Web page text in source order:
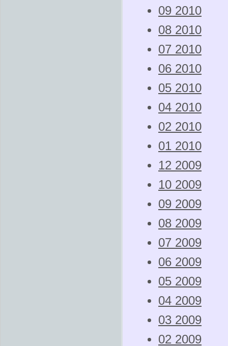
09 2010
08 2010
07 2010
06 2010
05 2010
04 2010
02 2010
01 2010
12 2009
10 2009
09 2009
08 2009
07 2009
06 2009
05 2009
04 2009
03 2009
02 2009